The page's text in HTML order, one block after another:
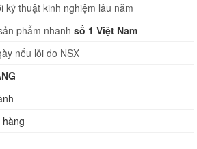
kỹ thuật kinh nghiệm lâu năm
phẩm nhanh số 1 Việt Nam
nếu lỗi do NSX